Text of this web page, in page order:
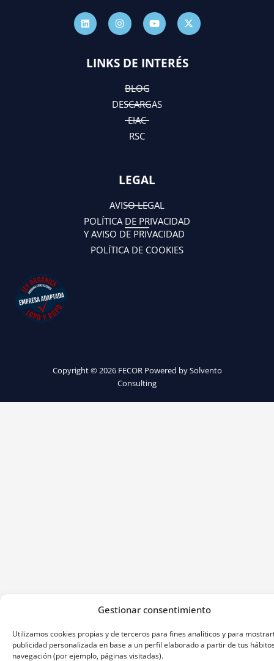
Gestionar consentimiento
Utilizamos cookies propias y de terceros para fines analíticos y para
publicidad personalizada en base a un perfil elaborado a partir de tus
navegación (por ejemplo, páginas visitadas).
L
i
n
k
I
n
s
t
r
m
Y
o
u
t
e
X
-
t
w
t
LINKS DE INTERÉS
BLOG
DESCARGAS
EIAC
RSC
LEGAL
AVISO LEGAL
POLÍTICA DE PRIVACIDAD
Y AVISO DE PRIVACIDAD
POLÍTICA DE COOKIES
Copyright © 2026 FECOR Powered by Solvento
Consulting